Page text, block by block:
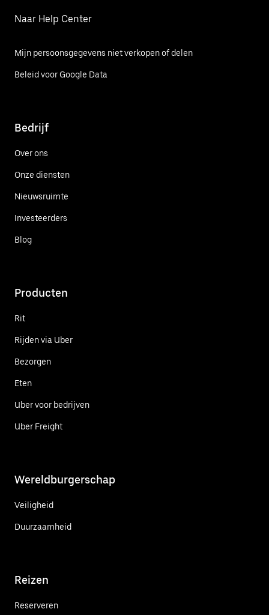
Naar Help Center
Mijn persoonsgegevens niet verkopen of delen
Beleid voor Google Data
Bedrijf
Over ons
Onze diensten
Nieuwsruimte
Investeerders
Blog
Producten
Rit
Rijden via Uber
Bezorgen
Eten
Uber voor bedrijven
Uber Freight
Wereldburgerschap
Veiligheid
Duurzaamheid
Reizen
Reserveren